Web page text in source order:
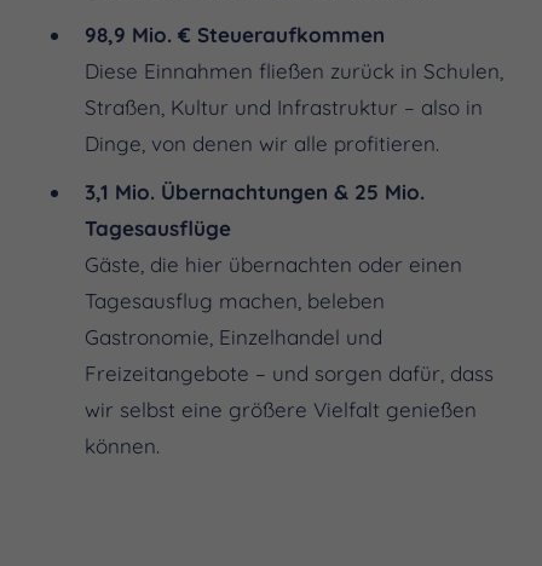
98,9 Mio. € Steueraufkommen
Diese Einnahmen fließen zurück in Schulen,
Straßen, Kultur und Infrastruktur – also in
Dinge, von denen wir alle profitieren.
3,1 Mio. Übernachtungen & 25 Mio.
Tagesausflüge
Gäste, die hier übernachten oder einen
Tagesausflug machen, beleben
Gastronomie, Einzelhandel und
Freizeitangebote – und sorgen dafür, dass
wir selbst eine größere Vielfalt genießen
können.